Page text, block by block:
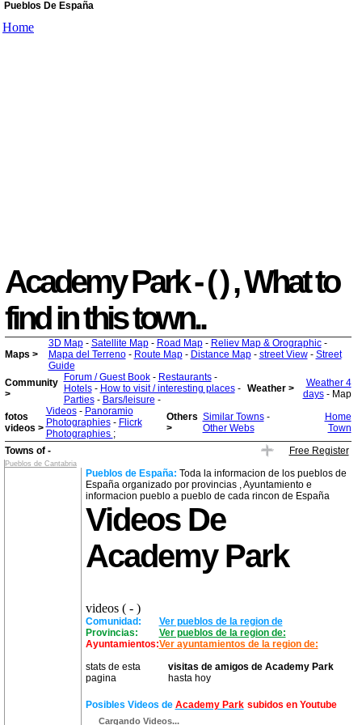
Pueblos De España
Home
Academy Park - ( ) , What to
find in this town..
Maps >
3D Map- Satellite Map- Road Map- Reliev Map & Orographic-
Mapa del Terreno- Route Map- Distance Map- street View- Street
Guide
Community
>
Forum / Guest Book- Restaurants-
Hotels- How to visit / interesting places-
Parties- Bars/leisure -
Weather >
Weather 4
days- Map
fotos
videos >
Videos- Panoramio
Photographies- Flicrk
Photographies ;
Others
>
Similar Towns-
Other Webs
Home
Town
Towns of -
Free Register
Pueblos de Cantabria
Pueblos de España: Toda la informacion de los pueblos de
España organizado por provincias , Ayuntamiento e
informacion pueblo a pueblo de cada rincon de España
Videos De
Academy Park
videos ( - )
Comunidad:
Ver pueblos de la region de
Provincias:
Ver pueblos de la region de:
Ayuntamientos:Ver ayuntamientos de la region de:
stats de esta
pagina
visitas de amigos de Academy Park
hasta hoy
Posibles Videos de Academy Park subidos en Youtube
Cargando Videos...